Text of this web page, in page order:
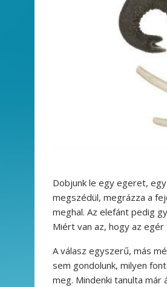
Dobjunk le egy egeret,
megszédül, megrázza a
meghal. Az elefánt pedig
Miért van az, hogy az
A válasz egyszerű, más
sem gondolunk, milyen
meg. Mindenki tanulta már